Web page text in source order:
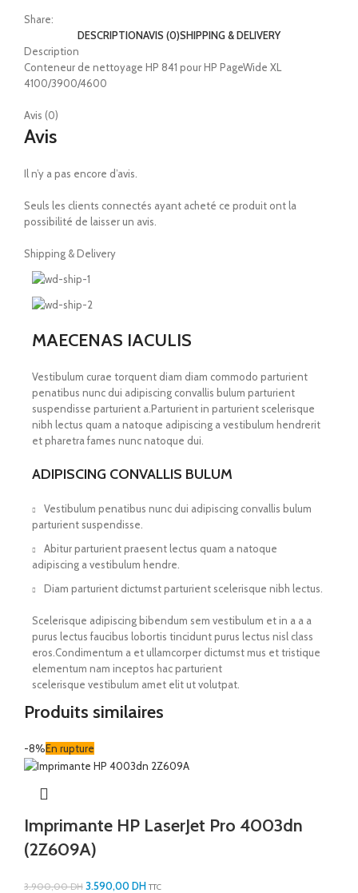
Share:
DESCRIPTIONAVIS (0)SHIPPING & DELIVERY
Description
Conteneur de nettoyage HP 841 pour HP PageWide XL
4100/3900/4600
Avis (0)
Avis
Il n’y a pas encore d’avis.
Seuls les clients connectés ayant acheté ce produit ont la
possibilité de laisser un avis.
Shipping & Delivery
MAECENAS IACULIS
Vestibulum curae torquent diam diam commodo parturient
penatibus nunc dui adipiscing convallis bulum parturient
suspendisse parturient a.Parturient in parturient scelerisque
nibh lectus quam a natoque adipiscing a vestibulum hendrerit
et pharetra fames nunc natoque dui.
ADIPISCING CONVALLIS BULUM
Vestibulum penatibus nunc dui adipiscing convallis bulum
parturient suspendisse.
Abitur parturient praesent lectus quam a natoque
adipiscing a vestibulum hendre.
Diam parturient dictumst parturient scelerisque nibh lectus.
Scelerisque adipiscing bibendum sem vestibulum et in a a a
purus lectus faucibus lobortis tincidunt purus lectus nisl class
eros.Condimentum a et ullamcorper dictumst mus et tristique
elementum nam inceptos hac parturient
scelerisque vestibulum amet elit ut volutpat.
Produits similaires
-8%En rupture
Imprimante HP LaserJet Pro 4003dn
(2Z609A)
3.900,00DH 3.590,00DH TTC